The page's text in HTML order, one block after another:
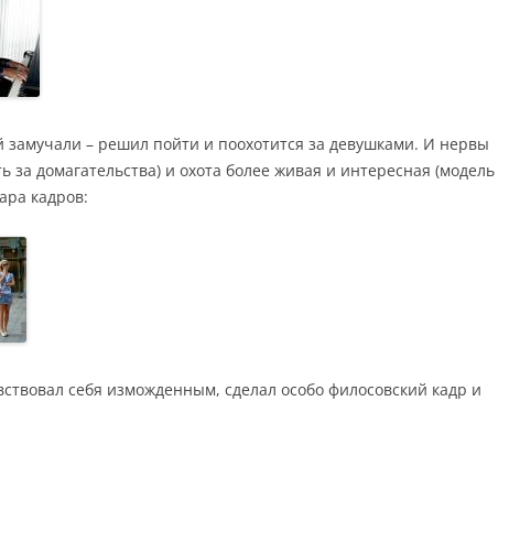
замучали – решил пойти и поохотится за девушками. И нервы
за домагательства) и охота более живая и интересная (модель
кадров:
себя изможденным, сделал особо филосовский кадр и